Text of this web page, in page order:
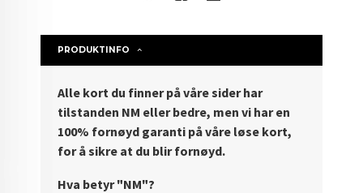
PRODUKTINFO
Alle kort du finner på våre sider har
tilstanden NM eller bedre, men vi har en
100% fornøyd garanti på våre løse kort,
for å sikre at du blir fornøyd.
Hva betyr "NM"?